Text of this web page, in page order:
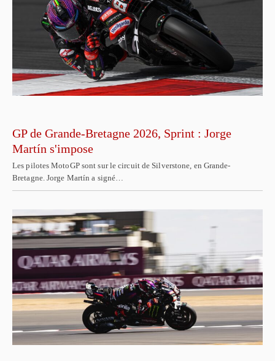
GP de Grande-Bretagne 2026, Sprint : Jorge
Martín s'impose
Les pilotes MotoGP sont sur le circuit de Silverstone, en Grande-
Bretagne. Jorge Martín a signé…